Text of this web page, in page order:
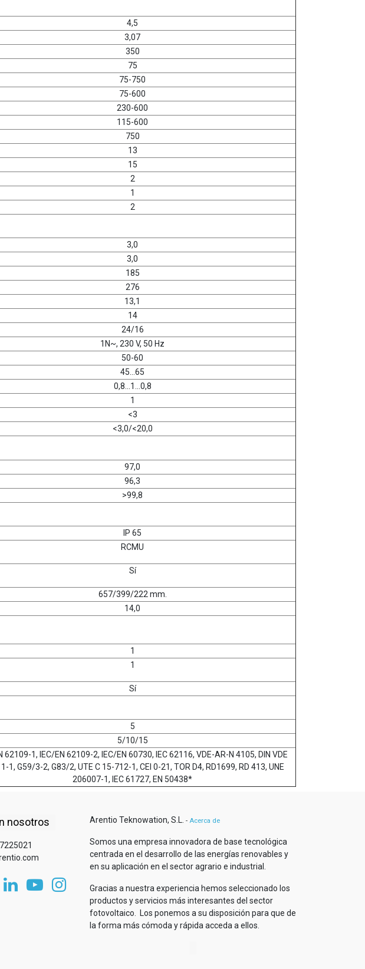
4,5
3,07
350
75
75-750
75-600
230-600
115-600
750
13
15
2
1
2
3,0
3,0
185
276
13,1
14
24/16
1N~, 230 V, 50 Hz
50-60
45...65
0,8...1...0,8
1
<3
<3,0/<20,0
97,0
96,3
>99,8
IP 65
RCMU
Sí
657/399/222 mm.
14,0
1
1
Sí
5
5/10/15
62109-1, IEC/EN 62109-2, IEC/EN 60730, IEC 62116, VDE-AR-N 4105, DIN VDE
1, G59/3-2, G83/2, UTE C 15-712-1, CEI 0-21, TOR D4, RD1699, RD 413, UNE
206007-1, IEC 61727, EN 50438*
nosotros Arentio Teknowation, S.L. - Acerca de
Somos una empresa innovadora de base tecnológica
centrada en el desarrollo de las energías renovables y
en su aplicación en el sector agrario e industrial.
Gracias a nuestra experiencia hemos seleccionado los
productos y servicios más interesantes del sector
fotovoltaico. Los ponemos a su disposición para que de
la forma más cómoda y rápida acceda a ellos.